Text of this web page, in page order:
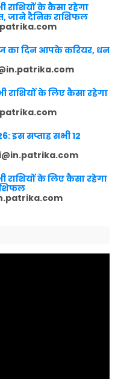
राशियों के कैसा रहेगा
जाने दैनिक राशिफल
का दिन आपके करियर, धन
राशियों के लिए कैसा रहेगा
इस सप्ताह सभी 12
राशियों के लिए कैसा रहेगा